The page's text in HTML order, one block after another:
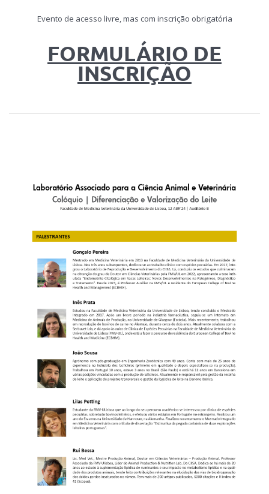
Evento de acesso livre, mas com inscrição obrigatória
FORMULÁRIO DE
INSCRIÇÃO